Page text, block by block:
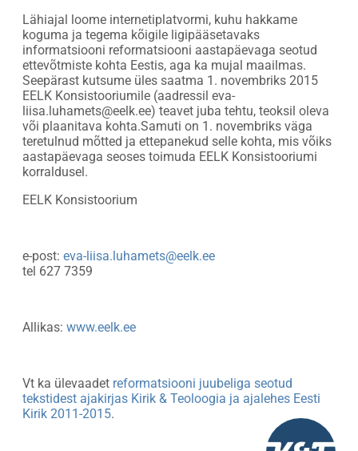
Lähiajal loome internetiplatvormi, kuhu hakkame
koguma ja tegema kõigile ligipääsetavaks
informatsiooni reformatsiooni aastapäevaga seotud
ettevõtmiste kohta Eestis, aga ka mujal maailmas.
Seepärast kutsume üles saatma 1. novembriks 2015
EELK Konsistooriumile (aadressil eva-
liisa.luhamets@eelk.ee) teavet juba tehtu, teoksil oleva
või plaanitava kohta.Samuti on 1. novembriks väga
teretulnud mõtted ja ettepanekud selle kohta, mis võiks
aastapäevaga seoses toimuda EELK Konsistooriumi
korraldusel.
EELK Konsistoorium
e-post: eva-liisa.luhamets@eelk.ee
tel 627 7359
Allikas: www.eelk.ee
Vt ka ülevaadet reformatsiooni juubeliga seotud
tekstidest ajakirjas Kirik & Teoloogia ja ajalehes Eesti
Kirik 2011-2015.